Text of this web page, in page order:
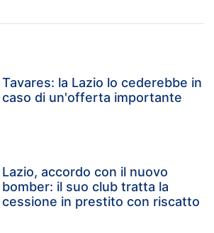
Tavares: la Lazio lo cederebbe in
caso di un'offerta importante
Lazio, accordo con il nuovo
bomber: il suo club tratta la
cessione in prestito con riscatto